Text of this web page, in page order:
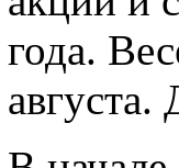
года.
августа.